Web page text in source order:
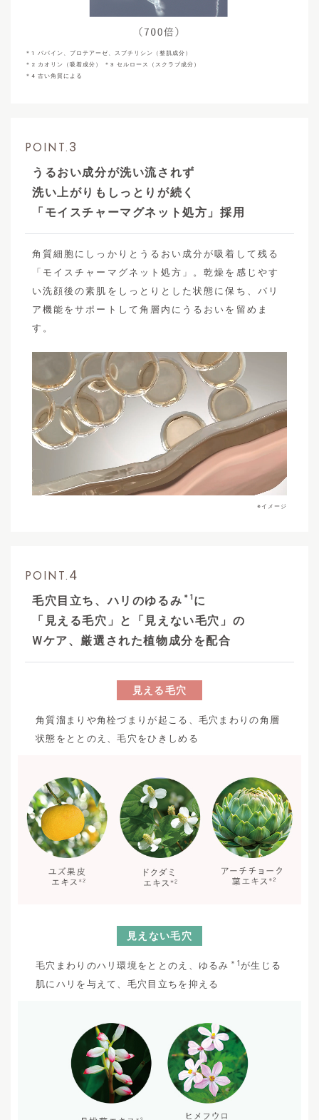
＊1 パパイン、プロテアーゼ、スブチリシン（整肌成分）
＊2 カオリン（吸着成分） ＊3 セルロース（スクラブ成分）
＊4 古い角質による
POINT. 3
うるおい成分が洗い流されず
洗い上がりもしっとりが続く
「モイスチャーマグネット処方」採用
角質細胞にしっかりとうるおい成分が吸着して残る
「モイスチャーマグネット処方」。乾燥を感じやす
い洗顔後の素肌をしっとりとした状態に保ち、バリ
ア機能をサポートして角層内にうるおいを留めま
す。
※イメージ
POINT. 4
毛穴目立ち、ハリのゆるみ ＊1 に
「見える毛穴」と「見えない毛穴」の
Wケア、厳選された植物成分を配合
見える毛穴
角質溜まりや角栓づまりが起こる、毛穴まわりの角層
状態をととのえ、毛穴をひきしめる
見えない毛穴
毛穴まわりのハリ環境をととのえ、ゆるみ ＊1 が生じる
肌にハリを与えて、毛穴目立ちを抑える